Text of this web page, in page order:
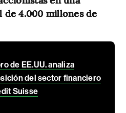
4.000 millones de
de EE.UU. analiza
del sector financiero
Suisse